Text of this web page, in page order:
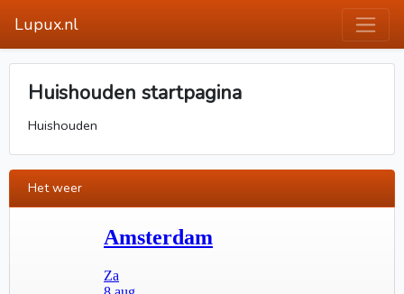
Lupux.nl
Huishouden startpagina
Huishouden
Het weer